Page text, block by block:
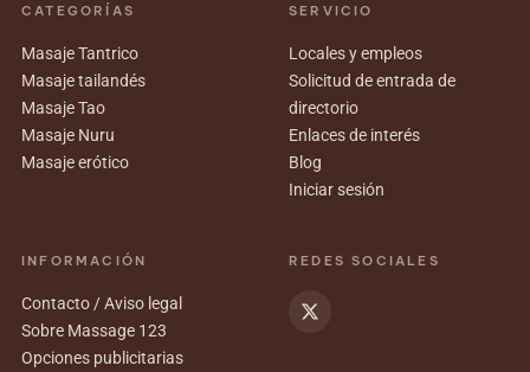
CATEGORÍAS
Masaje Tantrico
Masaje tailandés
Masaje Tao
Masaje Nuru
Masaje erótico
SERVICIO
Locales y empleos
Solicitud de entrada de
directorio
Enlaces de interés
Blog
Iniciar sesión
INFORMACIÓN
Contacto / Aviso legal
Sobre Massage 123
Opciones publicitarias
REDES SOCIALES